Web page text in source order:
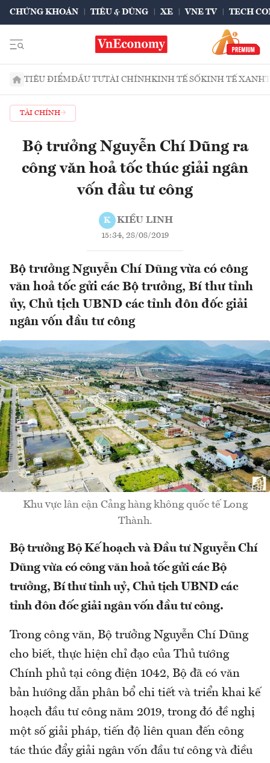
CHỨNG KHOÁN TIÊU & DÙNG XE VNE TV TECH
TIÊU ĐIỂMĐẦU TƯTÀI CHÍNHKINH TẾ SỐKINH TẾ XANH
TÀI CHÍNH
Bộ trưởng Nguyễn Chí Dũng ra
công văn hoả tốc thúc giải ngân
vốn đầu tư công
K KIỀU LINH
15:34, 28/08/2019
Bộ trưởng Nguyễn Chí Dũng vừa có công
văn hoả tốc gửi các Bộ trưởng, Bí thư tỉnh
ủy, Chủ tịch UBND các tỉnh đôn đốc giải
ngân vốn đầu tư công
Khu vực lân cận Cảng hàng không quốc tế Long
Thành.
Bộ trưởng Bộ Kế hoạch và Đầu tư Nguyễn Chí
Dũng vừa có công văn hoả tốc gửi các Bộ
trưởng, Bí thư tỉnh uỷ, Chủ tịch UBND các
tỉnh đôn đốc giải ngân vốn đầu tư công.
Trong công văn, Bộ trưởng Nguyễn Chí Dũng
cho biết, thực hiện chỉ đạo của Thủ tướng
Chính phủ tại công điện 1042, Bộ đã có văn
bản hướng dẫn phân bổ chi tiết và triển khai kế
hoạch đầu tư công năm 2019, trong đó đề nghị
một số giải pháp, tiến độ liên quan đến công
tác thúc đẩy giải ngân vốn đầu tư công và điều